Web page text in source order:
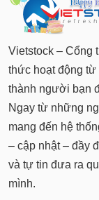
Vietstock – Cổng
thức hoạt động
thành người bạn
Ngay từ những
mang đến hệ
– cập nhật – đầy
và tự tin đưa ra
mình.